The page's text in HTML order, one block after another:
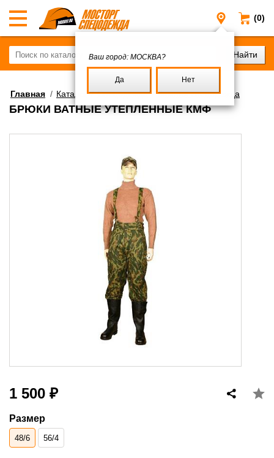
(0)
Москва
Ваш город: МОСКВА?
Да Нет
Главная / Каталог/Спецодежда/Зимняя спецодежда
БРЮКИ ВАТНЫЕ УТЕПЛЁННЫЕ КМФ
1 500 ₽
Размер
48/6 56/4